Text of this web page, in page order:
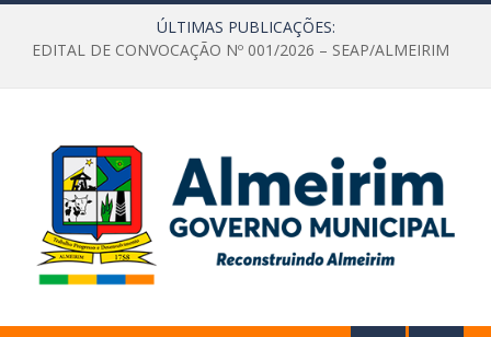
ÚLTIMAS PUBLICAÇÕES:
EDITAL DE CONVOCAÇÃO Nº 001/2026 – SEAP/ALMEIRIM